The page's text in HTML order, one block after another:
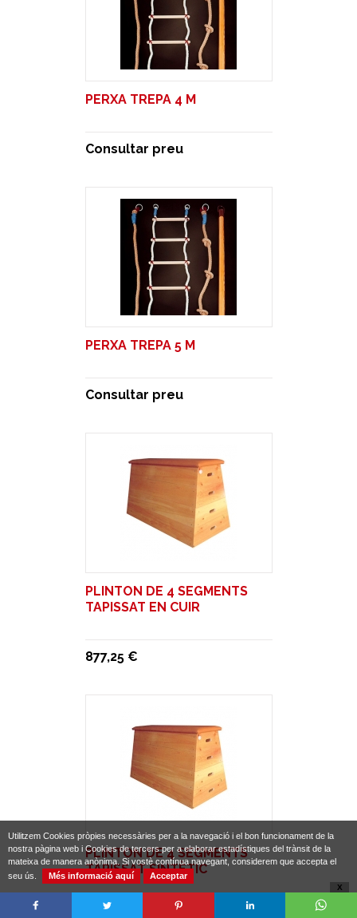
PERXA TREPA 4 M
Consultar preu
PERXA TREPA 5 M
Consultar preu
PLINTON DE 4 SEGMENTS
TAPISSAT EN CUIR
877,25 €
PLINTON DE 4 SEGMENTS
TAPISSAT SINTÈTIC
Utilitzem Cookies pròpies necessàries per a la navegació i el bon funcionament de la
nostra pàgina web i Cookies de tercers per a elaborar estadístiques del trànsit de la
mateixa de manera anònima. Si vostè contínua navegant, considerem que accepta el
seu ús.
Més informació aquí Acceptar
X